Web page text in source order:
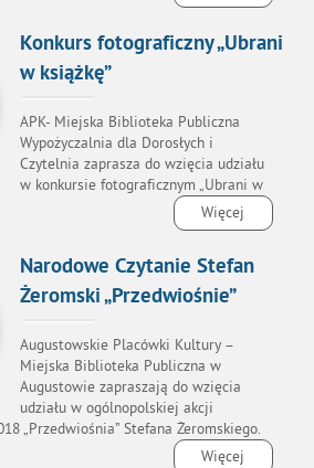
Konkurs fotograficzny „Ubrani
w książkę”
APK- Miejska Biblioteka Publiczna
Wypożyczalnia dla Dorosłych i
Czytelnia zaprasza do wzięcia udziału
w konkursie fotograficznym „Ubrani w
Więcej
Narodowe Czytanie Stefan
Żeromski „Przedwiośnie”
Augustowskie Placówki Kultury –
Miejska Biblioteka Publiczna w
Augustowie zapraszają do wzięcia
udziału w ogólnopolskiej akcji
„Przedwiośnia” Stefana Żeromskiego.
Więcej